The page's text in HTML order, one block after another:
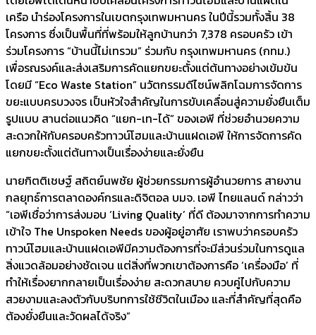
เครือ นำร่องโครงการในเขตกรุงเทพมหานคร ในปีนี้รวมทั้งสิ้น 38
โครงการ ซึ่งเป็นพื้นที่ที่พร้อมให้ลูกบ้านกว่า 7,378 ครอบครัว เข้า
ร่วมโครงการ “บ้านนี้ไม่เทรวม” ร่วมกับ กรุงเทพมหานคร (กทม.)
เพื่อรณรงค์และส่งเสริมการคัดแยกขยะตั้งแต่ต้นทางอย่างเข้มข้น
โดยมี “Eco Waste Station” นวัตกรรมดีไซน์พลิกโฉมการจัดการ
ขยะแบบครบวงจร เป็นหัวใจสำคัญในการขับเคลื่อนสู่ความยั่งยืนเต็ม
รูปแบบ สานต่อแนวคิด “แยก-เท-ได้” ของเอพี ที่ช่วยอำนวยความ
สะดวกให้กับครอบครัวทาวน์โฮมและบ้านแฝดเอพี ให้การจัดการคัด
แยกขยะตั้งแต่ต้นทางเป็นเรื่องง่ายและยั่งยืน
นายกิตติเชษฐ์ สถิตย์นพชัย ผู้ช่วยกรรมการผู้อำนวยการ สายงาน
กลยุทธ์การตลาดองค์กรและดิจิตอล บมจ. เอพี ไทยแลนด์ กล่าวว่า
“เอพีเชื่อว่าการส่งมอบ ‘Living Quality’ ที่ดี ต้องมาจากการทำความ
เข้าใจ The Unspoken Needs ของผู้อยู่อาศัย เราพบว่าครอบครัว
ทาวน์โฮมและบ้านแฝดเอพีมีความต้องการที่จะมีส่วนร่วมในการดูแล
สิ่งแวดล้อมอย่างชัดเจน แต่สิ่งที่พวกเขาต้องการคือ ‘เครื่องมือ’ ที่
ทำให้เรื่องยากกลายเป็นเรื่องง่าย สะดวกสบาย ควบคู่ไปกับความ
สวยงามและลงตัวกับบริบทการใช้ชีวิตในเมือง และที่สำคัญที่สุดคือ
ต้องยั่งยืนและวัดผลได้จริง”